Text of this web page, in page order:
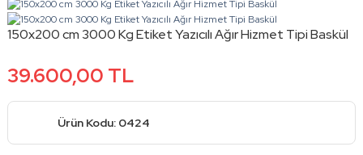
150x200 cm 3000 Kg Etiket Yazıcılı Ağır Hizmet Tipi Baskül
39.600,00 TL
Ürün Kodu: 0424